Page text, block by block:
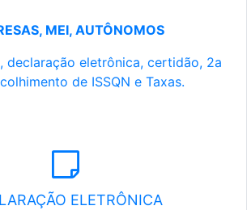
MEI, AUTÔNOMOS
declaração eletrônica, certidão, 2a
de ISSQN e Taxas.
ELETRÔNICA